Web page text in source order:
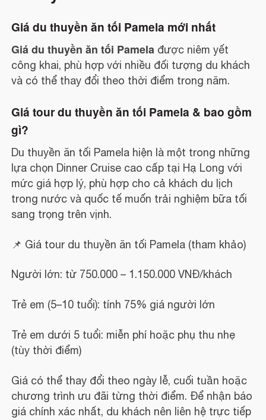
Giá du thuyền ăn tối Pamela mới nhất
Giá du thuyền ăn tối Pamela được niêm yết
công khai, phù hợp với nhiều đối tượng du khách
và có thể thay đổi theo thời điểm trong năm.
Giá tour du thuyền ăn tối Pamela & bao gồm
gì?
Du thuyền ăn tối Pamela hiện là một trong những
lựa chọn Dinner Cruise cao cấp tại Hạ Long với
mức giá hợp lý, phù hợp cho cả khách du lịch
trong nước và quốc tế muốn trải nghiệm bữa tối
sang trọng trên vịnh.
📌 Giá tour du thuyền ăn tối Pamela (tham khảo)
Người lớn: từ 750.000 – 1.150.000 VNĐ/khách
Trẻ em (5–10 tuổi): tính 75% giá người lớn
Trẻ em dưới 5 tuổi: miễn phí hoặc phụ thu nhẹ
(tùy thời điểm)
Giá có thể thay đổi theo ngày lễ, cuối tuần hoặc
chương trình ưu đãi từng thời điểm. Để nhận báo
giá chính xác nhất, du khách nên liên hệ trực tiếp